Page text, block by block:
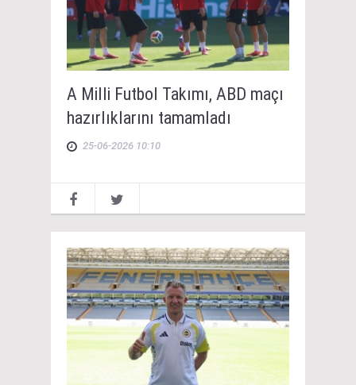
A Milli Futbol Takımı, ABD maçı
hazırlıklarını tamamladı
25-06-2026 10:10